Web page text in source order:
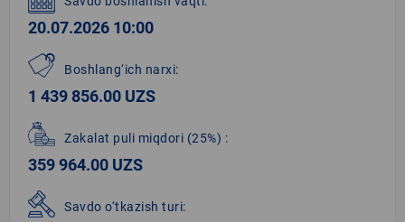
20.07.2026 10:00
Boshlang‘ich narxi:
1 439 856.00 UZS
Zakalat puli miqdori (25%) :
359 964.00 UZS
Savdo o‘tkazish turi: